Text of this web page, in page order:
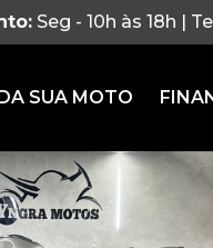
Seg - 10h às 18h |
SUA MOTO